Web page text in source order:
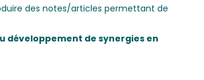
des notes/articles permettant de
développement de synergies en